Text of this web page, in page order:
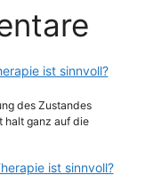
ist sinnvoll?
des Zustandes
halt ganz auf die
ist sinnvoll?